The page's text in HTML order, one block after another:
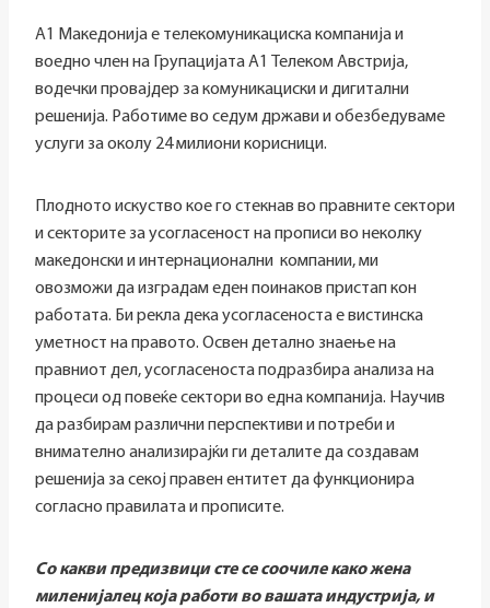
А1 Македонија е телекомуникациска компанија и
воедно член на Групацијата А1 Телеком Австрија,
водечки провајдер за комуникациски и дигитални
решенија. Работиме во седум држави и обезбедуваме
услуги за околу 24 милиони корисници.
Плодното искуство кое го стекнав во правните сектори
и секторите за усогласеност на прописи во неколку
македонски и интернационални компании, ми
овозможи да изградам еден поинаков пристап кон
работата. Би рекла дека усогласеноста е вистинска
уметност на правото. Освен детално знаење на
правниот дел, усогласеноста подразбира анализа на
процеси од повеќе сектори во една компанија. Научив
да разбирам различни перспективи и потреби и
внимателно анализирајќи ги деталите да создавам
решенија за секој правен ентитет да функционира
согласно правилата и прописите.
Со какви предизвици сте се соочиле како жена
миленијалец која работи во вашата индустрија, и